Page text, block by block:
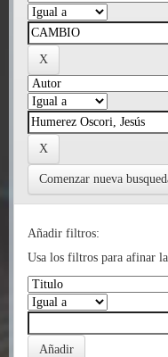
Comenzar nueva
Añadir filtros:
Usa los filtros para afinar la